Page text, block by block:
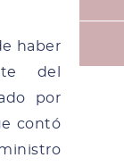
haber
del
por
contó